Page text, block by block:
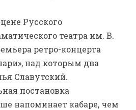
Русского
театра им. В.
ретро-концерта
над которым два
Славутский.
постановка
напоминает кабаре, чем